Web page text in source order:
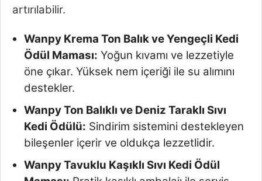
artırılabilir.
Wanpy Krema Ton Balık ve Yengeçli Kedi
Ödül Maması: Yoğun kıvamı ve lezzetiyle
öne çıkar. Yüksek nem içeriği ile su alımını
destekler.
Wanpy Ton Balıklı ve Deniz Taraklı Sıvı
Kedi Ödülü: Sindirim sistemini destekleyen
bileşenler içerir ve oldukça lezzetlidir.
Wanpy Tavuklu Kaşıklı Sıvı Kedi Ödül